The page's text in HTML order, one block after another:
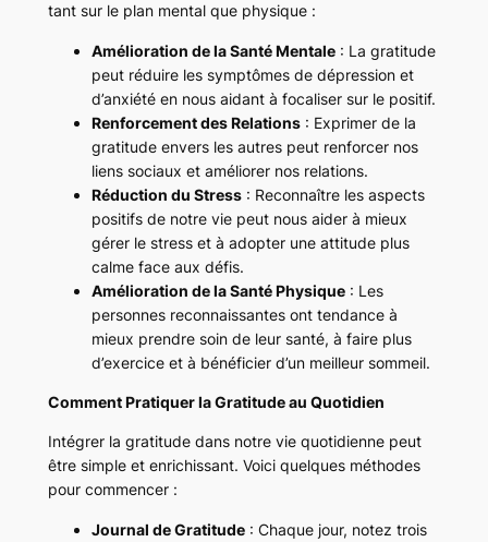
tant sur le plan mental que physique :
Amélioration de la Santé Mentale: La gratitude
peut réduire les symptômes de dépression et
d’anxiété en nous aidant à focaliser sur le positif.
Renforcement des Relations: Exprimer de la
gratitude envers les autres peut renforcer nos
liens sociaux et améliorer nos relations.
Réduction du Stress: Reconnaître les aspects
positifs de notre vie peut nous aider à mieux
gérer le stress et à adopter une attitude plus
calme face aux défis.
Amélioration de la Santé Physique: Les
personnes reconnaissantes ont tendance à
mieux prendre soin de leur santé, à faire plus
d’exercice et à bénéficier d’un meilleur sommeil.
Comment Pratiquer la Gratitude au Quotidien
Intégrer la gratitude dans notre vie quotidienne peut
être simple et enrichissant. Voici quelques méthodes
pour commencer :
Journal de Gratitude: Chaque jour, notez trois